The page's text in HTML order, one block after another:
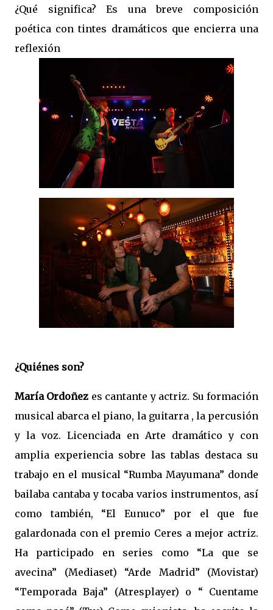
¿Qué significa? Es una breve composición
poética con tintes dramáticos que encierra una
reflexión
¿Quiénes son?
María Ordoñez es cantante y actriz. Su formación
musical abarca el piano, la guitarra , la percusión
y la voz. Licenciada en Arte dramático y con
amplia experiencia sobre las tablas destaca su
trabajo en el musical “Rumba Mayumana” donde
bailaba cantaba y tocaba varios instrumentos, así
como también, “El Eunuco” por el que fue
galardonada con el premio Ceres a mejor actriz.
Ha participado en series como “La que se
avecina” (Mediaset) “Arde Madrid” (Movistar)
“Temporada Baja” (Atresplayer) o “ Cuentame